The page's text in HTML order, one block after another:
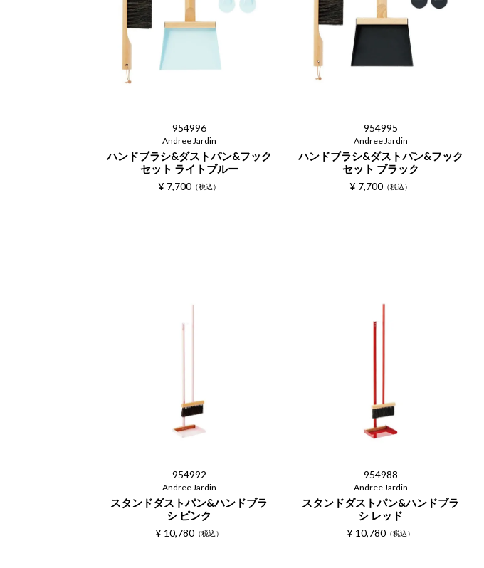
954996
Andree Jardin
ハンドブラシ&ダストパン&フック
セット ライトブルー
¥ 7,700 税込
954995
Andree Jardin
ハンドブラシ&ダストパン&フック
セット ブラック
¥ 7,700 税込
954992
Andree Jardin
スタンドダストパン&ハンドブラ
シ ピンク
¥ 10,780 税込
954988
Andree Jardin
スタンドダストパン&ハンドブラ
シ レッド
¥ 10,780 税込